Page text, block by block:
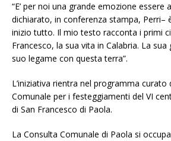
“E’ per noi una grande emozione essere
dichiarato, in conferenza stampa, Perri–
inizio tutto. Il mio testo racconta i primi
Francesco, la sua vita in Calabria. La
suo legame con questa terra”.
L’iniziativa rientra nel programma curato
Comunale per i festeggiamenti del VI
di San Francesco di Paola.
La Consulta Comunale di Paola si